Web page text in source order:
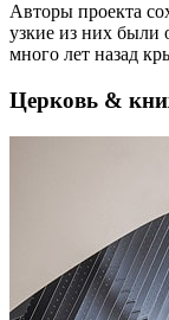
Авторы проекта
узкие из них были
много лет назад
Церковь &